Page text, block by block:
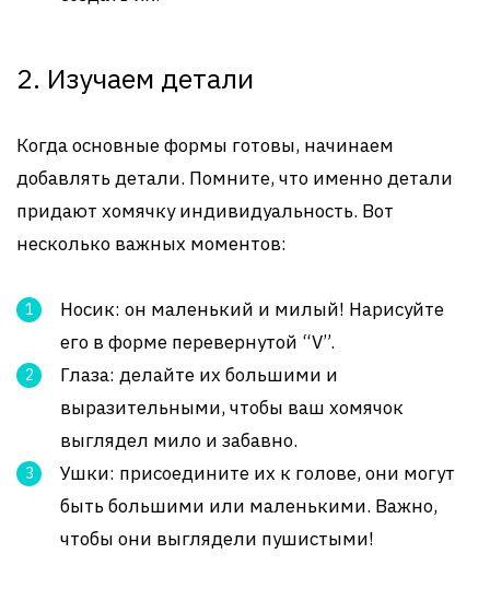
2. Изучаем детали
Когда основные формы готовы, начинаем
добавлять детали. Помните, что именно детали
придают хомячку индивидуальность. Вот
несколько важных моментов:
Носик: он маленький и милый! Нарисуйте
его в форме перевернутой “V”.
Глаза: делайте их большими и
выразительными, чтобы ваш хомячок
выглядел мило и забавно.
Ушки: присоедините их к голове, они могут
быть большими или маленькими. Важно,
чтобы они выглядели пушистыми!